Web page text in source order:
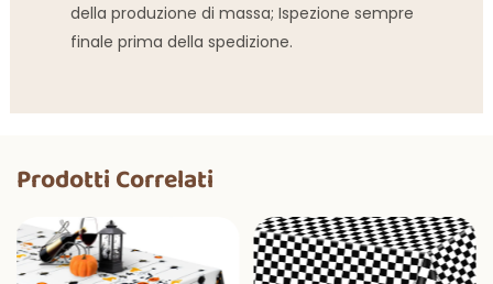
della produzione di massa; Ispezione sempre
finale prima della spedizione.
Prodotti Correlati